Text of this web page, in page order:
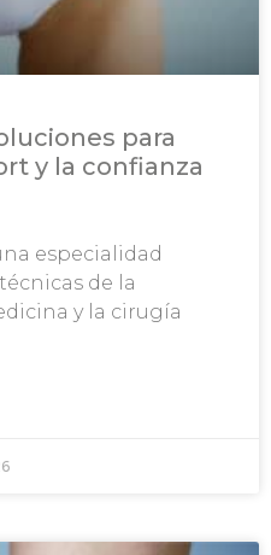
para
y la confianza
especialidad
de la
y la cirugía